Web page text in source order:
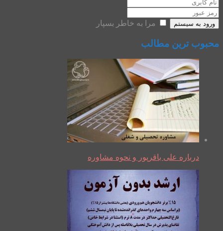
ورود به سیستم مرا به خاطر بسپار
محبوب ترین مطالب
درباره علی باقرپور و نحوه مشاوره